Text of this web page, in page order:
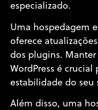
especializado.
Uma hospedagem
oferece
dos plugins. Manter
WordPress é
estabilidade do seu
Além disso, uma